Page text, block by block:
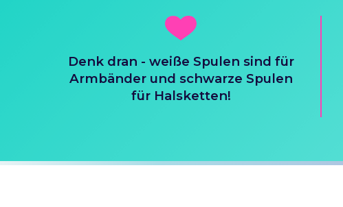
Denk dran - weiße Spulen sind für
Armbänder und schwarze Spulen
für Halsketten!